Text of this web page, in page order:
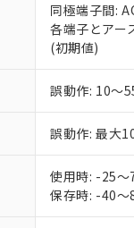
同極端子間:
各端子とア
(初期値)
誤動作: 10～
誤動作: 最大
使用時: -25
保存時: -40
さい
※当
下記の非
EU RoHS
51物質の
※本証明書
また、
混在する
り割愛し